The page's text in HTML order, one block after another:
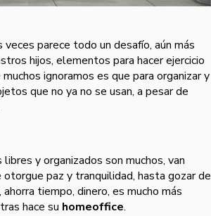
parece todo un desafío, aún más
hijos, elementos para hacer ejercicio
ignoramos es que para organizar y
que no ya no se usan, a pesar de
y organizados son muchos, van
paz y tranquilidad, hasta gozar de
tiempo, dinero, es mucho más
hace su homeoffice.